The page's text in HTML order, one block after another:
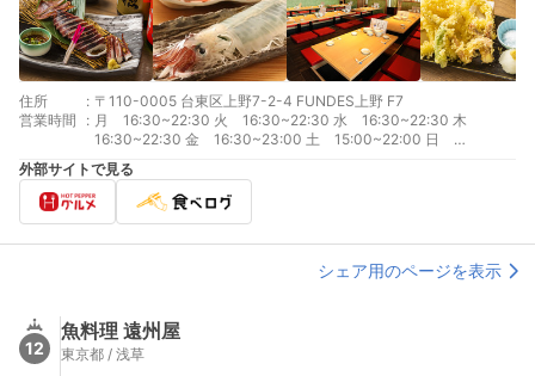
住所 :
〒110-0005 台東区上野7-2-4 FUNDES上野 F7
営業時間
: 月 16:30~22:30 火 16:30~22:30 水 16:30~22:30 木
16:30~22:30 金 16:30~23:00 土 15:00~22:00 日
15:00~22:00
外部サイトで見る
シェア用のページを表示
12
魚料理 遠州屋
東京都 / 浅草